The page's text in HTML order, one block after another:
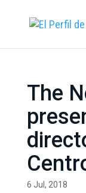
The
6 Jul, 2018